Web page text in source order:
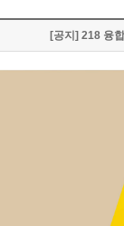
[공지] 218 융